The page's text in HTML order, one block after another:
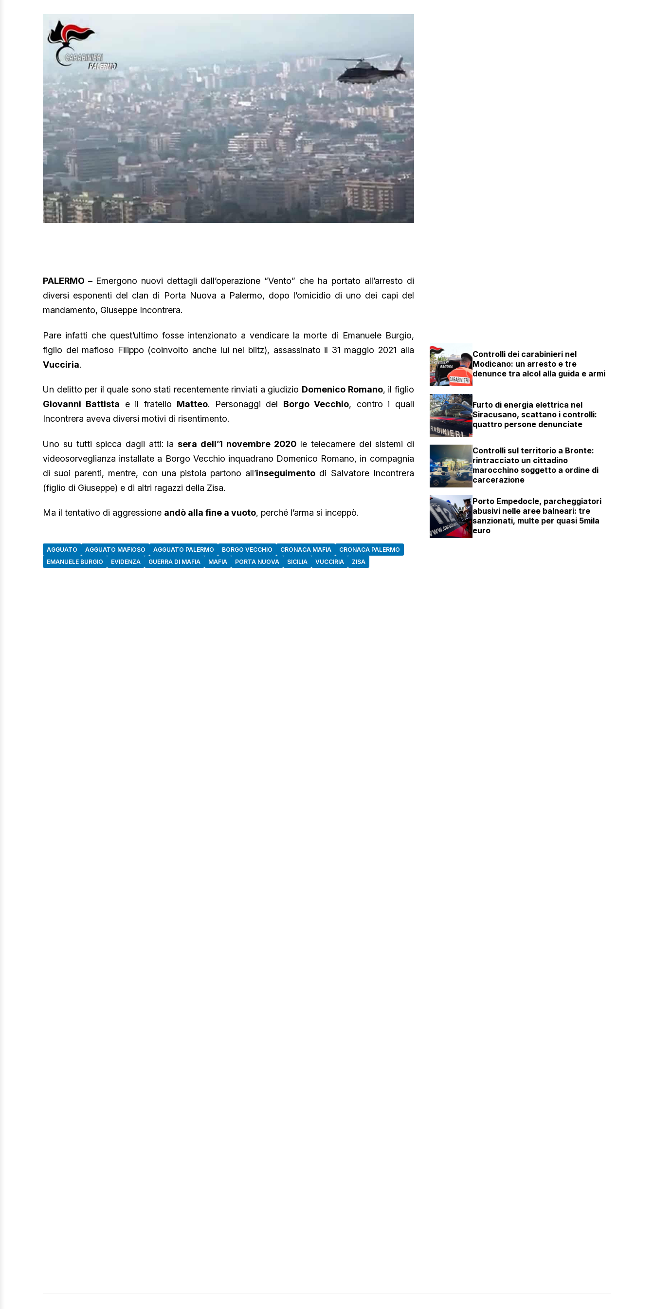
PALERMO – Emergono nuovi dettagli dall’operazione “Vento” che ha portato all’arresto di
diversi esponenti del clan di Porta Nuova a Palermo, dopo l’omicidio di uno dei capi del
mandamento, Giuseppe Incontrera.
Pare infatti che quest’ultimo fosse intenzionato a vendicare la morte di Emanuele Burgio,
figlio del mafioso Filippo (coinvolto anche lui nel blitz), assassinato il 31 maggio 2021 alla
Vucciria.
Un delitto per il quale sono stati recentemente rinviati a giudizio Domenico Romano, il figlio
Giovanni Battista e il fratello Matteo. Personaggi del Borgo Vecchio, contro i quali
Incontrera aveva diversi motivi di risentimento.
Uno su tutti spicca dagli atti: lasera dell’1 novembre 2020 le telecamere dei sistemi di
videosorveglianza installate a Borgo Vecchio inquadrano Domenico Romano, in compagnia
di suoi parenti, mentre, con una pistola partono all’inseguimento di Salvatore Incontrera
(figlio di Giuseppe) e di altri ragazzi della Zisa.
Ma il tentativo di aggressione andò alla fine a vuoto, perché l’arma si inceppò.
AGGUATO AGGUATO MAFIOSO AGGUATO PALERMO BORGO VECCHIO CRONACA MAFIA
CRONACA PALERMO
EMANUELE BURGIO
EVIDENZA GUERRA DI MAFIA MAFIA PORTA NUOVA SICILIA VUCCIRIA ZISA
Controlli dei carabinieri nel
Modicano: un arresto e tre
denunce tra alcol alla guida e armi
Furto di energia elettrica nel
Siracusano, scattano i controlli:
quattro persone denunciate
Controlli sul territorio a Bronte:
rintracciato un cittadino
marocchino soggetto a ordine di
carcerazione
Porto Empedocle, parcheggiatori
abusivi nelle aree balneari: tre
sanzionati, multe per quasi 5mila
euro